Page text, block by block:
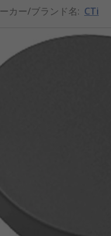
カー/ブランド名: CTi